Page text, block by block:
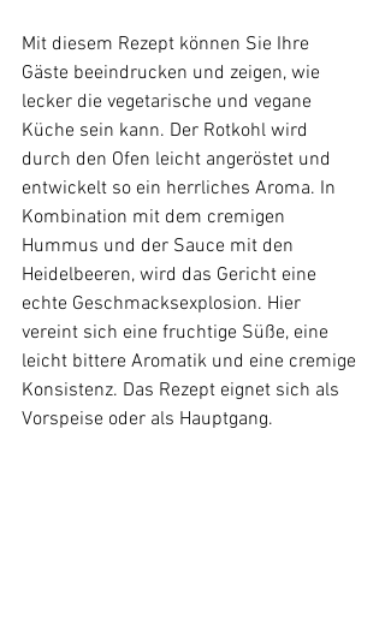
Mit diesem Rezept können Sie Ihre
Gäste beeindrucken und zeigen, wie
lecker die vegetarische und vegane
Küche sein kann. Der Rotkohl wird
durch den Ofen leicht angeröstet und
entwickelt so ein herrliches Aroma. In
Kombination mit dem cremigen
Hummus und der Sauce mit den
Heidelbeeren, wird das Gericht eine
echte Geschmacksexplosion. Hier
vereint sich eine fruchtige Süße, eine
leicht bittere Aromatik und eine cremige
Konsistenz. Das Rezept eignet sich als
Vorspeise oder als Hauptgang.